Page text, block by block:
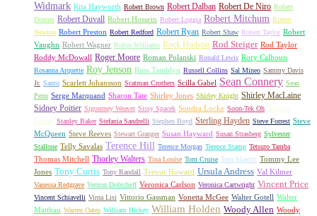
Widmark Rita Hayworth Robert Brown Robert Dalban Robert De Niro Robert
Donner Robert Duvall Robert Hossein Robert Loggia Robert Mitchum Robert
Newton Robert Preston Robert Redford Robert Ryan Robert Shaw Robert Taylor Robert
Vaughn Robert Wagner Robin Williams Rock Hudson Rod Steiger Rod Taylor
Roddy McDowall Roger Moore Roman Polanski Ronald Lewis Rory Calhoun
Rosanna Arquette Roy Jenson Russ Tamblyn Russell Collins Sal Mineo Sammy Davis
Jr. Santo Scarlett Johansson Scatman Crothers Scilla Gabel Sean Connery Sean
Penn Serge Marquand Sharon Tate Shirley Jones Shirley Knight Shirley MacLaine
Sidney Poitier Sigourney Weaver Sissy Spacek Sondra Locke Soon-Tek Oh Sophia
Loren Stanley Baker Stefania Sandrelli Stephen Boyd Sterling Hayden Steve Forrest Steve
McQueen Steve Reeves Stewart Granger Susan Hayward Susan Strasberg Sylvester
Stallone Telly Savalas Terence Hill Terence Morgan Terence Stamp Tetsuro Tamba
Thomas Mitchell Thorley Walters Tina Louise Tom Cruise Tom Skerritt Tommy Lee
Jones Tony Curtis Tony Randall Trevor Howard Ursula Andress Val Kilmer
Vanessa Redgrave Vernon Dobtcheff Veronica Carlson Veronica Cartwright Vincent Price
Vincent Schiavelli Virna Lisi Vittorio Gassman Vonetta McGee Walter Gotell Walter
Matthau Warren Oates William Hickey William Holden Woody Allen Woody